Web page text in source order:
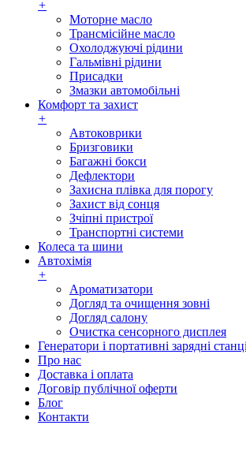
+
Моторне масло
Трансмісійне масло
Охолоджуючі рідини
Гальмівні рідини
Присадки
Змазки автомобільні
Комфорт та захист
+
Автоковрики
Бризговики
Багажні бокси
Дефлектори
Захисна плівка для порогу
Захист від сонця
Зчіпні пристрої
Транспортні системи
Колеса та шини
Автохімія
+
Ароматизатори
Догляд та очищення зовні
Догляд салону
Очистка сенсорного дисплея
Генератори і портативні зарядні
Про нас
Доставка і оплата
Договір публічної оферти
Блог
Контакти